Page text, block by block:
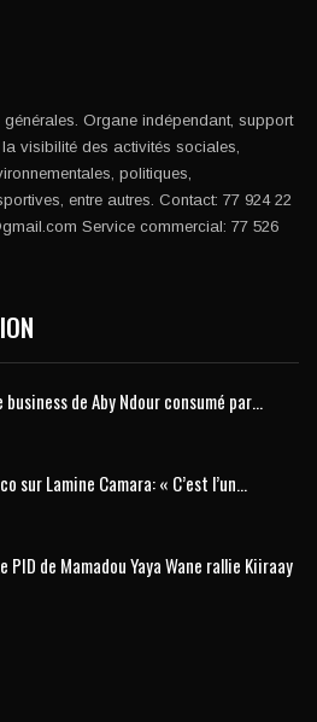
générales. Organe indépendant, support
visibilité des activités sociales,
politiques,
entre autres. Contact: 77 924 22
Service commercial: 77 526
business de Aby Ndour consumé par…
sur Lamine Camara: « C’est l’un…
de Mamadou Yaya Wane rallie Kiiraay